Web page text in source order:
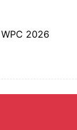
WPC 2026